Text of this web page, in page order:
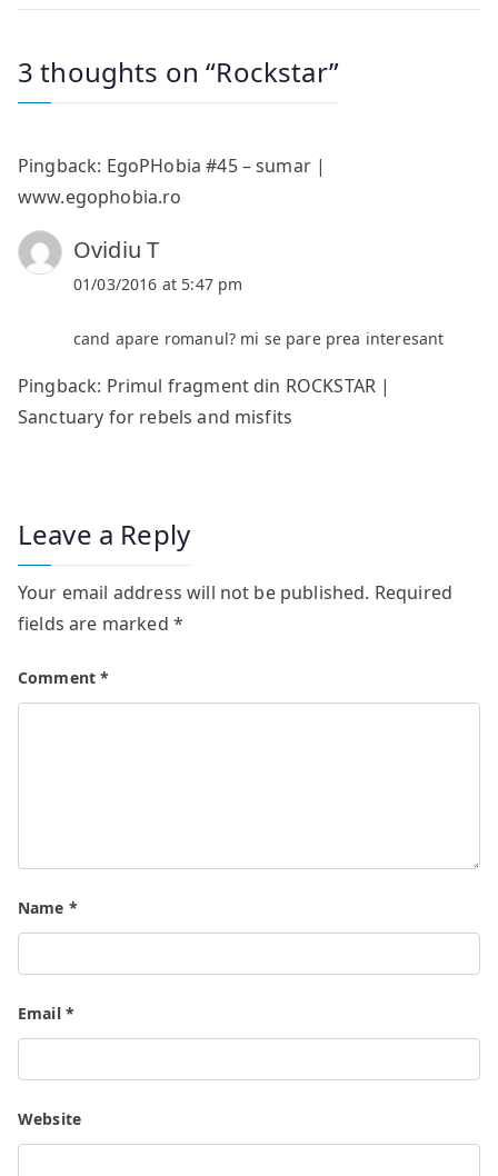
3 thoughts on “Rockstar”
Pingback: EgoPHobia #45 – sumar |
www.egophobia.ro
Ovidiu T
01/03/2016 at 5:47 pm
cand apare romanul? mi se pare prea interesant
Pingback: Primul fragment din ROCKSTAR |
Sanctuary for rebels and misfits
Leave a Reply
Your email address will not be published. Required
fields are marked *
Comment*
Name *
Email *
Website